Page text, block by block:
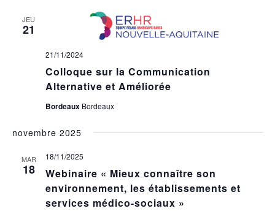
JEU
21
Colloque sur la Communication
Alternative et Améliorée
21/11/2024
Bordeaux Bordeaux
novembre 2025
MAR
18
Webinaire « Mieux connaître son
environnement, les établissements et
services médico-sociaux »
18/11/2025